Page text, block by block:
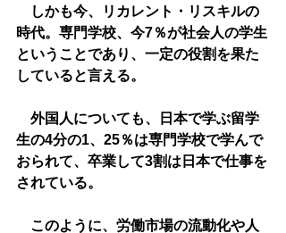
しかも今、リカレント・リスキルの
時代。専門学校、今7％が社会人の学生
ということであり、一定の役割を果た
していると言える。
外国人についても、日本で学ぶ留学
生の4分の1、25％は専門学校で学んで
おられて、卒業して3割は日本で仕事を
されている。
このように、労働市場の流動化や人